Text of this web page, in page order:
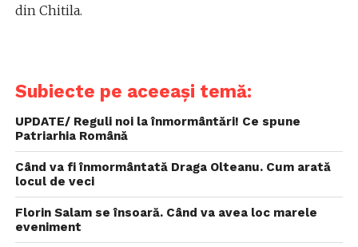
din Chitila.
Subiecte pe aceeași temă:
UPDATE/ Reguli noi la înmormântări! Ce spune
Patriarhia Română
Când va fi înmormântată Draga Olteanu. Cum arată
locul de veci
Florin Salam se însoară. Când va avea loc marele
eveniment